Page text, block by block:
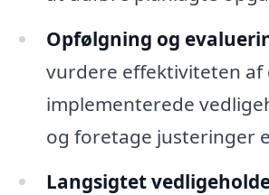
Opfølgning og
vurdere effektiviteten af
implementerede
og foretage justeringer
Langsigtet